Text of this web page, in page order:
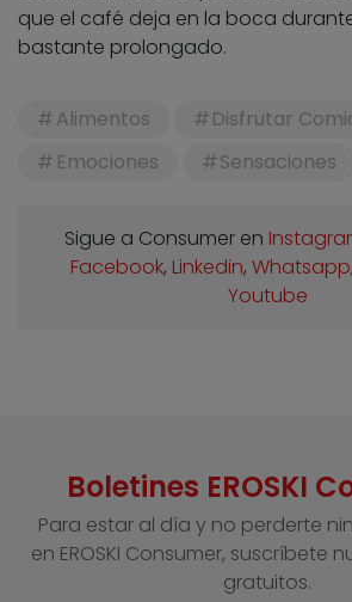
que el café deja en la boca
bastante prolongado.
Alimentos
Disfrutar
Emociones
Sensaciones
Sigue a Consumer en
Facebook, Linkedin, Whatsapp,
Youtube
Boletines EROSKI
Para estar al día y no perderte
en EROSKI Consumer, suscríbete
gratuitos.